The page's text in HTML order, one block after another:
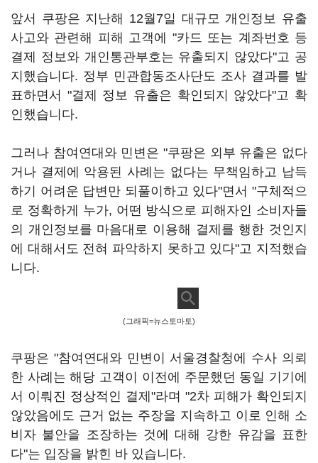
앞서 쿠팡은 지난해 12월7일 대규모 개인정보 유출
사고와 관련해 피해 고객에 "카드 또는 계좌번호 등
결제 정보와 개인통관부호는 유출되지 않았다"고 공
지했습니다. 정부 민관합동조사단도 조사 결과를 발
표하면서 "결제 정보 유출은 확인되지 않았다"고 확
인했습니다.
그러나 참여연대와 민변은 "쿠팡은 외부 유출은 없다
거나 결제에 악용된 사례는 없다는 무책임하고 납득
하기 어려운 답변만 되풀이하고 있다"면서 "구체적으
로 정확하게 누가, 어떤 방식으로 피해자인 소비자들
의 개인정보를 마음대로 이용해 결제를 행한 것인지
에 대해서도 전혀 파악하지 못하고 있다"고 지적했습
니다.
(그래픽=뉴스토마토)
쿠팡은 "참여연대와 민변이 서울경찰청에 수사 의뢰
한 사례는 해당 고객이 이전에 주문했던 동일 기기에
서 이뤄진 정상적인 결제"라며 "2차 피해가 확인되지
않았음에도 근거 없는 주장을 지속하고 이로 인해 소
비자 불안을 조장하는 것에 대해 강한 유감을 표한
다"는 입장을 밝힌 바 있습니다.